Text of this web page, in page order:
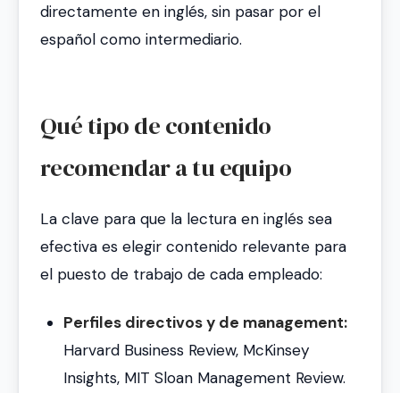
directamente en inglés, sin pasar por el
español como intermediario.
Qué tipo de contenido
recomendar a tu equipo
La clave para que la lectura en inglés sea
efectiva es elegir contenido relevante para
el puesto de trabajo de cada empleado:
Perfiles directivos y de management:
Harvard Business Review, McKinsey
Insights, MIT Sloan Management Review.